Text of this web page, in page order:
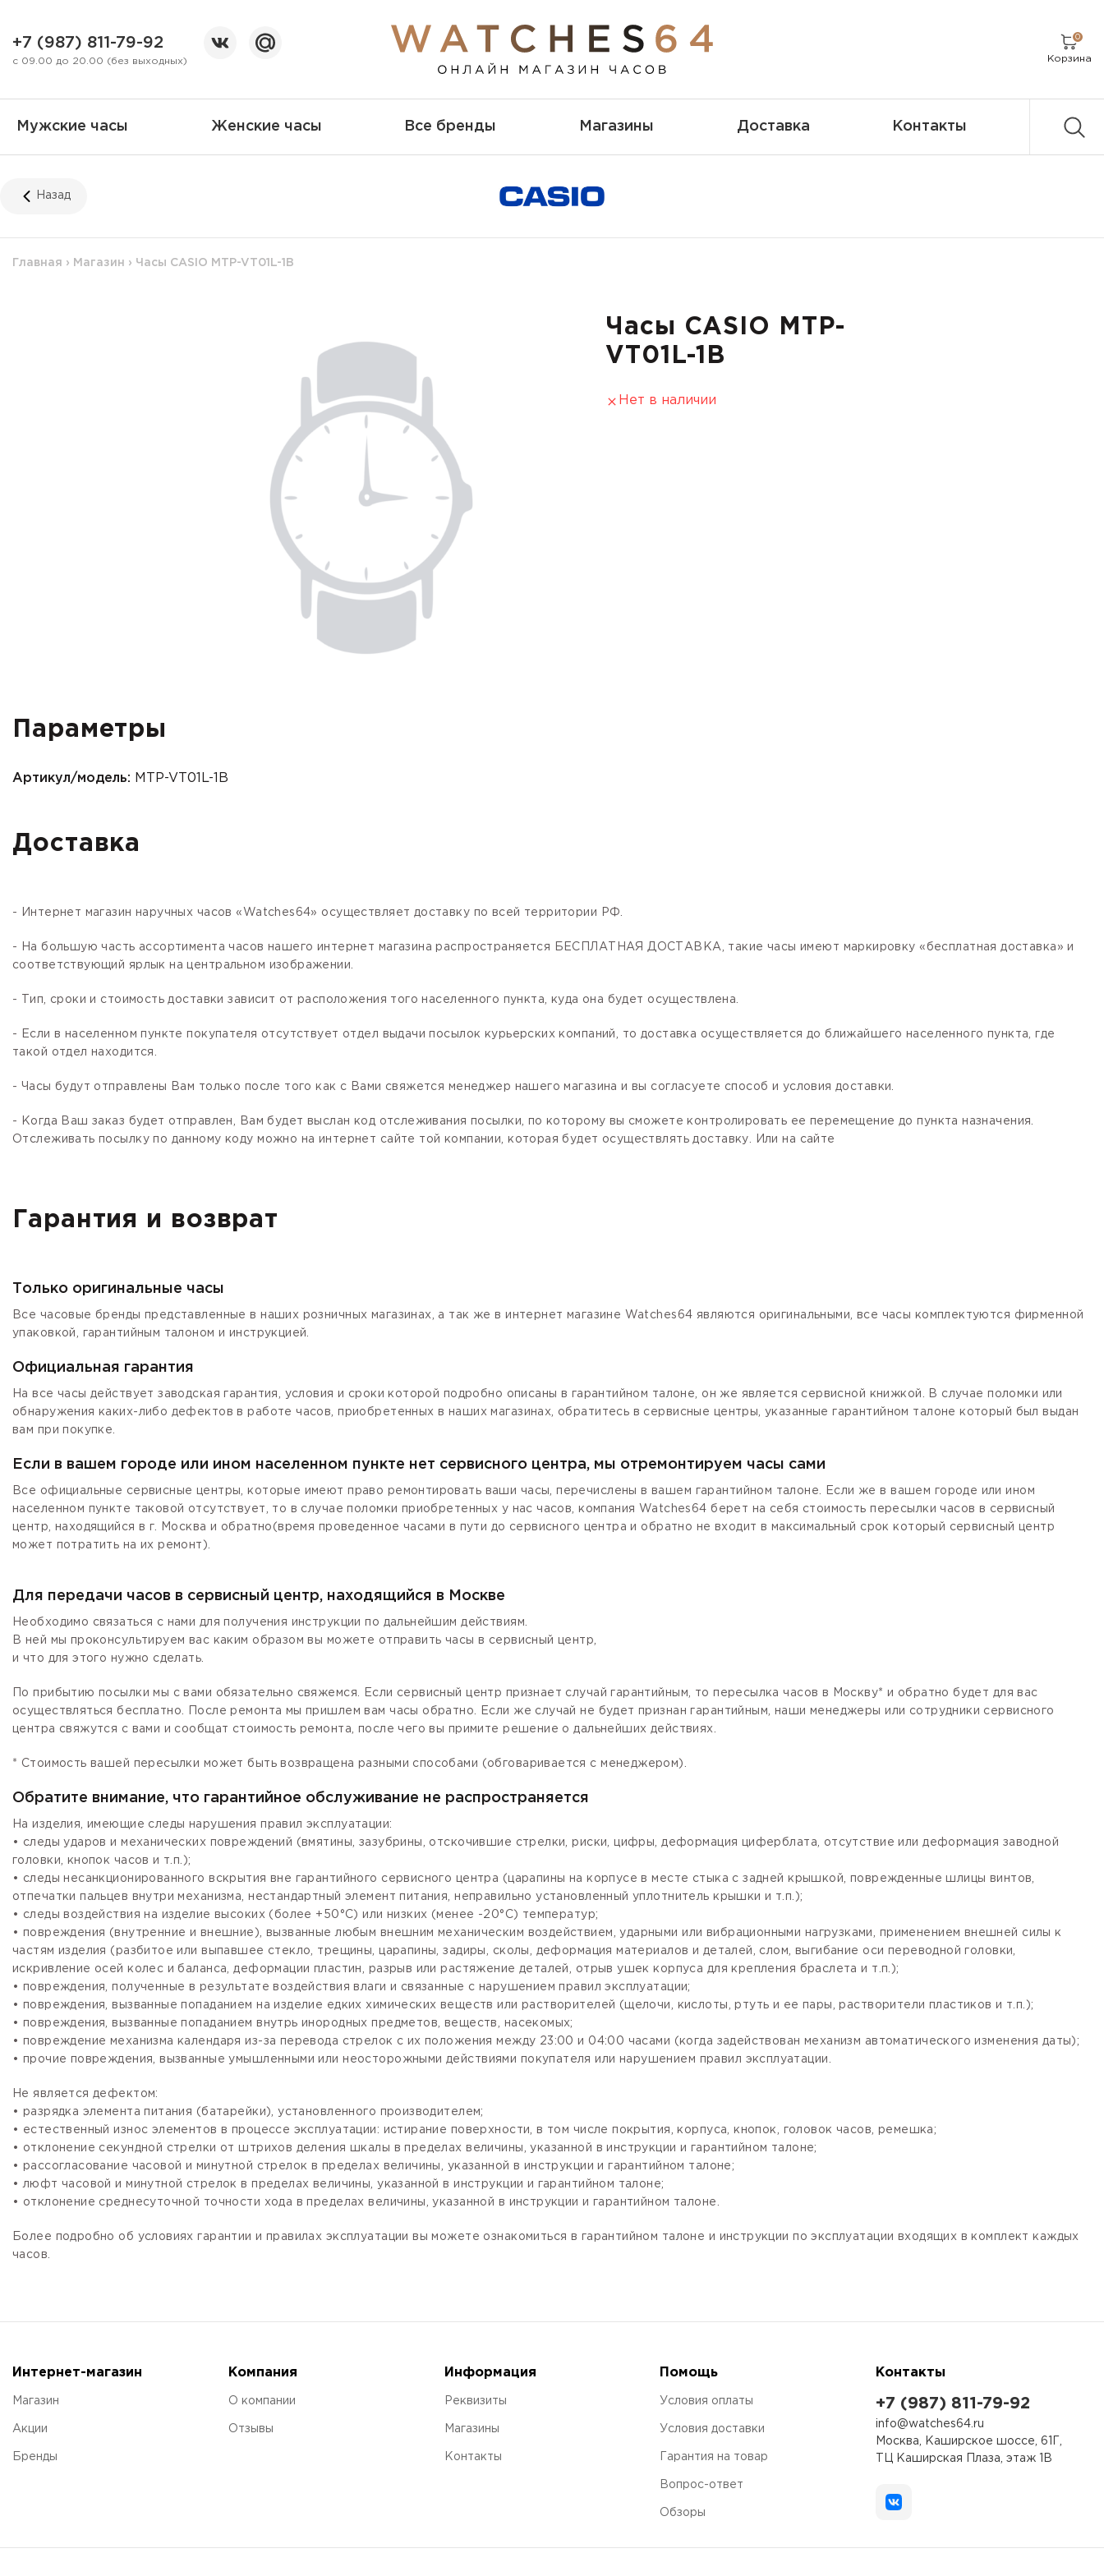
+7 (987) 811-79-92
с 09.00 до 20.00 (без выходных)
0
Корзина
Мужские часы Женские часы Все бренды Магазины Доставка Контакты
Назад
Главная › Магазин › Часы CASIO MTP-VT01L-1B
Часы CASIO MTP-
VT01L-1B
Нет в наличии
Параметры
Артикул/модель: MTP-VT01L-1B
Доставка
- Интернет магазин наручных часов «Watches64» осуществляет доставку по всей территории РФ.
- На большую часть ассортимента часов нашего интернет магазина распространяется БЕСПЛАТНАЯ ДОСТАВКА, такие часы имеют маркировку «бесплатная доставка» и
соответствующий ярлык на центральном изображении.
- Тип, сроки и стоимость доставки зависит от расположения того населенного пункта, куда она будет осуществлена.
- Если в населенном пункте покупателя отсутствует отдел выдачи посылок курьерских компаний, то доставка осуществляется до ближайшего населенного пункта, где
такой отдел находится.
- Часы будут отправлены Вам только после того как с Вами свяжется менеджер нашего магазина и вы согласуете способ и условия доставки.
- Когда Ваш заказ будет отправлен, Вам будет выслан код отслеживания посылки, по которому вы сможете контролировать ее перемещение до пункта назначения.
Отслеживать посылку по данному коду можно на интернет сайте той компании, которая будет осуществлять доставку. Или на сайте
Гарантия и возврат
Только оригинальные часы
Все часовые бренды представленные в наших розничных магазинах, а так же в интернет магазине Watches64 являются оригинальными, все часы комплектуются фирменной
упаковкой, гарантийным талоном и инструкцией.
Официальная гарантия
На все часы действует заводская гарантия, условия и сроки которой подробно описаны в гарантийном талоне, он же является сервисной книжкой. В случае поломки или
обнаружения каких-либо дефектов в работе часов, приобретенных в наших магазинах, обратитесь в сервисные центры, указанные гарантийном талоне который был выдан
вам при покупке.
Если в вашем городе или ином населенном пункте нет сервисного центра, мы отремонтируем часы сами
Все официальные сервисные центры, которые имеют право ремонтировать ваши часы, перечислены в вашем гарантийном талоне. Если же в вашем городе или ином
населенном пункте таковой отсутствует, то в случае поломки приобретенных у нас часов, компания Watches64 берет на себя стоимость пересылки часов в сервисный
центр, находящийся в г. Москва и обратно(время проведенное часами в пути до сервисного центра и обратно не входит в максимальный срок который сервисный центр
может потратить на их ремонт).
Для передачи часов в сервисный центр, находящийся в Москве
Необходимо связаться с нами для получения инструкции по дальнейшим действиям.
В ней мы проконсультируем вас каким образом вы можете отправить часы в сервисный центр,
и что для этого нужно сделать.
По прибытию посылки мы с вами обязательно свяжемся. Если сервисный центр признает случай гарантийным, то пересылка часов в Москву* и обратно будет для вас
осуществляться бесплатно. После ремонта мы пришлем вам часы обратно. Если же случай не будет признан гарантийным, наши менеджеры или сотрудники сервисного
центра свяжутся с вами и сообщат стоимость ремонта, после чего вы примите решение о дальнейших действиях.
* Стоимость вашей пересылки может быть возвращена разными способами (обговаривается с менеджером).
Обратите внимание, что гарантийное обслуживание не распространяется
На изделия, имеющие следы нарушения правил эксплуатации:
• следы ударов и механических повреждений (вмятины, зазубрины, отскочившие стрелки, риски, цифры, деформация циферблата, отсутствие или деформация заводной
головки, кнопок часов и т.п.);
• следы несанкционированного вскрытия вне гарантийного сервисного центра (царапины на корпусе в месте стыка с задней крышкой, поврежденные шлицы винтов,
отпечатки пальцев внутри механизма, нестандартный элемент питания, неправильно установленный уплотнитель крышки и т.п.);
• следы воздействия на изделие высоких (более +50°С) или низких (менее -20°С) температур;
• повреждения (внутренние и внешние), вызванные любым внешним механическим воздействием, ударными или вибрационными нагрузками, применением внешней силы к
частям изделия (разбитое или выпавшее стекло, трещины, царапины, задиры, сколы, деформация материалов и деталей, слом, выгибание оси переводной головки,
искривление осей колес и баланса, деформации пластин, разрыв или растяжение деталей, отрыв ушек корпуса для крепления браслета и т.п.);
• повреждения, полученные в результате воздействия влаги и связанные с нарушением правил эксплуатации;
• повреждения, вызванные попаданием на изделие едких химических веществ или растворителей (щелочи, кислоты, ртуть и ее пары, растворители пластиков и т.п.);
• повреждения, вызванные попаданием внутрь инородных предметов, веществ, насекомых;
• повреждение механизма календаря из-за перевода стрелок с их положения между 23:00 и 04:00 часами (когда задействован механизм автоматического изменения даты);
• прочие повреждения, вызванные умышленными или неосторожными действиями покупателя или нарушением правил эксплуатации.
Не является дефектом:
• разрядка элемента питания (батарейки), установленного производителем;
• естественный износ элементов в процессе эксплуатации: истирание поверхности, в том числе покрытия, корпуса, кнопок, головок часов, ремешка;
• отклонение секундной стрелки от штрихов деления шкалы в пределах величины, указанной в инструкции и гарантийном талоне;
• рассогласование часовой и минутной стрелок в пределах величины, указанной в инструкции и гарантийном талоне;
• люфт часовой и минутной стрелок в пределах величины, указанной в инструкции и гарантийном талоне;
• отклонение среднесуточной точности хода в пределах величины, указанной в инструкции и гарантийном талоне.
Более подробно об условиях гарантии и правилах эксплуатации вы можете ознакомиться в гарантийном талоне и инструкции по эксплуатации входящих в комплект каждых
часов.
Интернет-магазин
Магазин
Акции
Бренды
Компания
О компании
Отзывы
Информация
Реквизиты
Магазины
Контакты
Помощь
Условия оплаты
Условия доставки
Гарантия на товар
Вопрос-ответ
Обзоры
Контакты
+7 (987) 811-79-92
info@watches64.ru
Москва, Каширское шоссе, 61Г,
ТЦ Каширская Плаза, этаж 1В